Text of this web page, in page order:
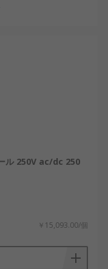
ル 250V ac/dc 250
￥15,093.00/個